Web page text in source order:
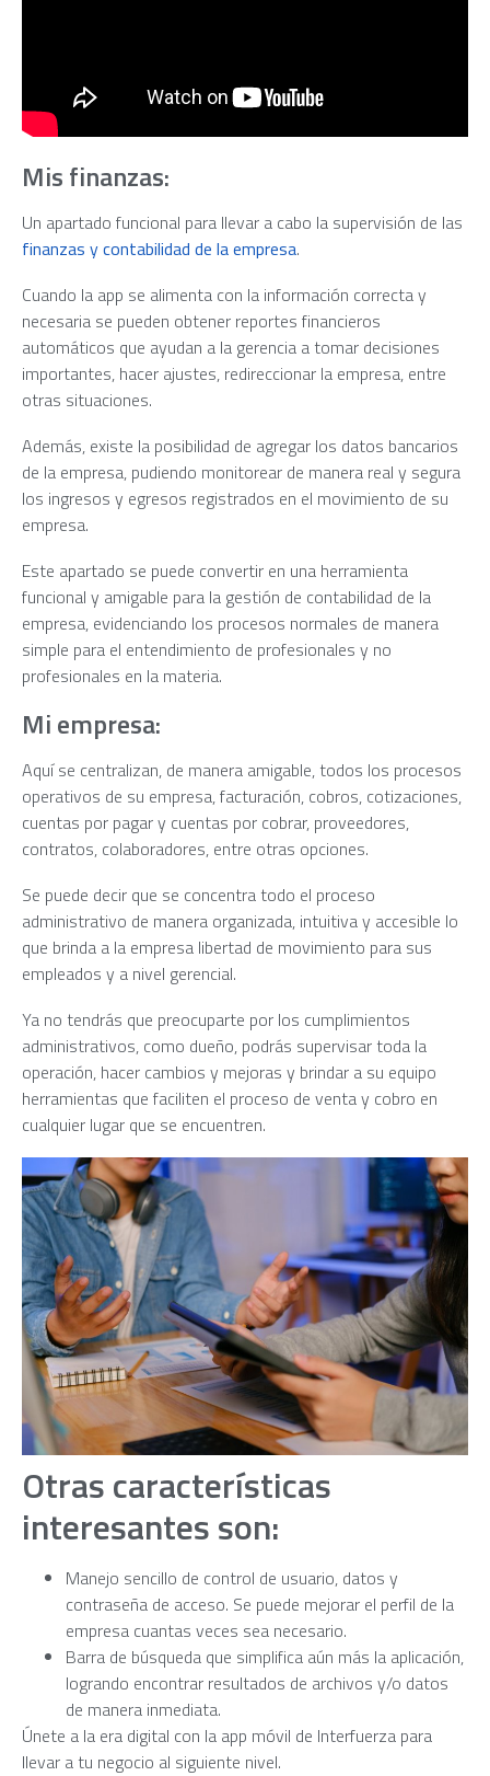
Mis finanzas:
Un apartado funcional para llevar a cabo la supervisión de las
finanzas y contabilidad de la empresa.
Cuando la app se alimenta con la información correcta y
necesaria se pueden obtener reportes financieros
automáticos que ayudan a la gerencia a tomar decisiones
importantes, hacer ajustes, redireccionar la empresa, entre
otras situaciones.
Además, existe la posibilidad de agregar los datos bancarios
de la empresa, pudiendo monitorear de manera real y segura
los ingresos y egresos registrados en el movimiento de su
empresa.
Este apartado se puede convertir en una herramienta
funcional y amigable para la gestión de contabilidad de la
empresa, evidenciando los procesos normales de manera
simple para el entendimiento de profesionales y no
profesionales en la materia.
Mi empresa:
Aquí se centralizan, de manera amigable, todos los procesos
operativos de su empresa, facturación, cobros, cotizaciones,
cuentas por pagar y cuentas por cobrar, proveedores,
contratos, colaboradores, entre otras opciones.
Se puede decir que se concentra todo el proceso
administrativo de manera organizada, intuitiva y accesible lo
que brinda a la empresa libertad de movimiento para sus
empleados y a nivel gerencial.
Ya no tendrás que preocuparte por los cumplimientos
administrativos, como dueño, podrás supervisar toda la
operación, hacer cambios y mejoras y brindar a su equipo
herramientas que faciliten el proceso de venta y cobro en
cualquier lugar que se encuentren.
Otras características
interesantes son:
Manejo sencillo de control de usuario, datos y
contraseña de acceso. Se puede mejorar el perfil de la
empresa cuantas veces sea necesario.
Barra de búsqueda que simplifica aún más la aplicación,
logrando encontrar resultados de archivos y/o datos
de manera inmediata.
Únete a la era digital con la app móvil de Interfuerza para
llevar a tu negocio al siguiente nivel.